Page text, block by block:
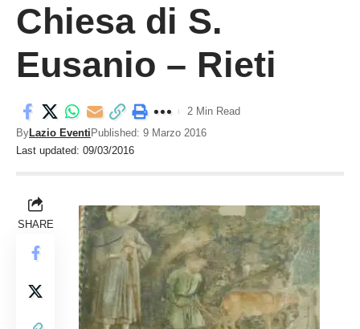
Chiesa di S.
Eusanio – Rieti
Last updated: 09/03/2016
ByLazio Eventi Published: 9 Marzo 2016
2 Min Read
SHARE